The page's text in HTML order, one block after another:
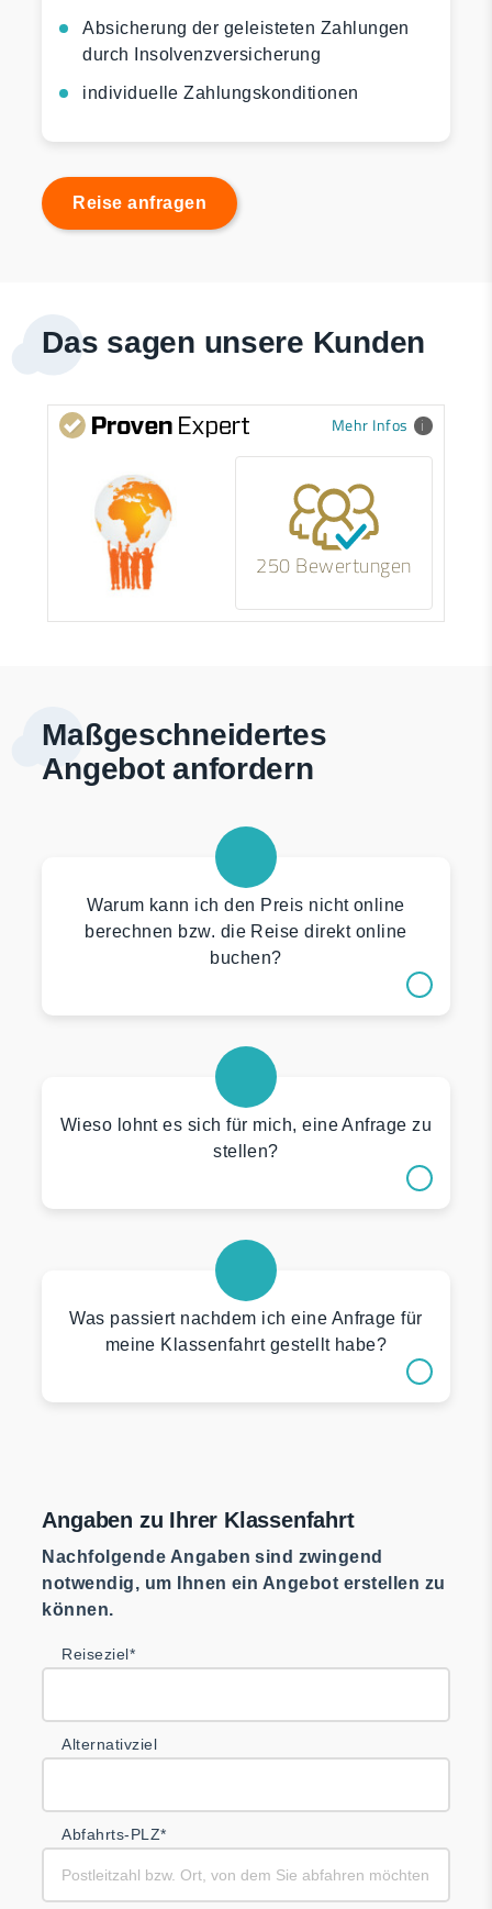
Absicherung der geleisteten Zahlungen
durch Insolvenzversicherung
individuelle Zahlungskonditionen
Reise anfragen
Das sagen unsere Kunden
Mehr Infos
250 Bewertungen
Maßgeschneidertes
Angebot anfordern
Warum kann ich den Preis nicht online
berechnen bzw. die Reise direkt online
buchen?
Wieso lohnt es sich für mich, eine Anfrage zu
stellen?
Was passiert nachdem ich eine Anfrage für
meine Klassenfahrt gestellt habe?
Angaben zu Ihrer Klassenfahrt
Nachfolgende Angaben sind zwingend
notwendig, um Ihnen ein Angebot erstellen zu
können.
Reiseziel*
Alternativziel
Abfahrts-PLZ*